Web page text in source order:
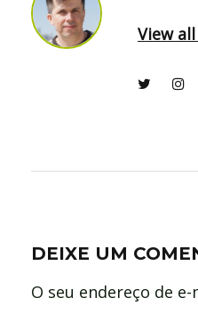
View
DEIXE UM
O seu endereço de